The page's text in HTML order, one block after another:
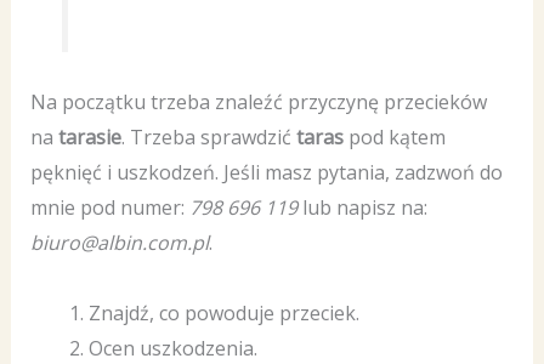
Na początku trzeba znaleźć przyczynę przecieków
na tarasie. Trzeba sprawdzić taraspod kątem
pęknięć i uszkodzeń. Jeśli masz pytania, zadzwoń do
mnie pod numer: 798 696 119lub napisz na:
biuro@albin.com.pl.
Znajdź, co powoduje przeciek.
Ocen uszkodzenia.